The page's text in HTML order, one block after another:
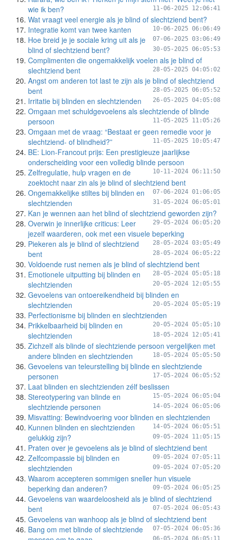
wie ik ben?
11-06-2025 12:06:41
Wat vraagt veel energie als je blind of slechtziend bent?
10-06-2025 06:06:49
Integratie komt van twee kanten
07-06-2025 03:06:49
Hoe breid je je sociale kring uit als je
blind of slechtziend bent?
30-05-2025 06:05:53
Complimenten die ongemakkelijk voelen als je blind of
slechtziend bent
28-05-2025 04:05:02
Angst om anderen tot last te zijn als je blind of slechtziend
bent
28-05-2025 06:05:52
Irritatie bij blinden en slechtzienden 26-05-2025 04:05:08
Omgaan met schuldgevoelens als slechtziende of blinde
persoon
11-05-2025 11:05:26
Omgaan met de vraag: “Bestaat er geen remedie voor je
slechtziend- of blindheid?”
11-05-2025 10:05:47
BE: Lion-Francout prijs: Een prestigieuze jaarlijkse
onderscheiding voor een volledig blinde persoon
10-11-2024 06:11:50
Zelfregulatie, hulp vragen en de
zoektocht naar zin als je blind of slechtziend bent
07-06-2024 01:06:05
Ongemakkelijke stiltes bij blinden en
slechtzienden
31-05-2024 06:05:01
Kan je wennen aan het blind of slechtziend geworden zijn?
29-05-2024 06:05:20
Overwin je innerlijke criticus: Leer
jezelf waarderen, ook met een visuele beperking
28-05-2024 03:05:49
Piekeren als je blind of slechtziend
bent
28-05-2024 06:05:22
Voldoende rust nemen als je blind of slechtziend bent
28-05-2024 05:05:18
Emotionele uitputting bij blinden en
slechtzienden
20-05-2024 12:05:55
Gevoelens van ontoereikendheid bij blinden en
slechtzienden
20-05-2024 05:05:19
Perfectionisme bij blinden en slechtzienden
20-05-2024 05:05:10
Prikkelbaarheid bij blinden en
slechtzienden
18-05-2024 12:05:41
Zichzelf als blinde of slechtziende persoon vergelijken met
andere blinden en slechtzienden
18-05-2024 05:05:50
Gevoelens van teleurstelling bij blinde en slechtziende
personen
17-05-2024 06:05:52
Laat blinden en slechtzienden zélf beslissen
15-05-2024 06:05:04
Stereotypering van blinde en
slechtziende personen
14-05-2024 06:05:06
Misvatting: Bewindvoering voor blinden en slechtzienden
14-05-2024 06:05:51
Kunnen blinden en slechtzienden
gelukkig zijn?
09-05-2024 11:05:15
Praten over je gevoelens als je blind of slechtziend bent
09-05-2024 07:05:11
Zelfcompassie bij blinden en
slechtzienden
09-05-2024 07:05:20
Waarom accepteren sommigen sneller hun visuele
beperking dan anderen?
09-05-2024 06:05:25
Gevoelens van waardeloosheid als je blind of slechtziend
bent
07-05-2024 06:05:43
Gevoelens van wanhoop als je blind of slechtziend bent
07-05-2024 06:05:36
Bang om met blinde of slechtziende
06-05-2024 06:05:11